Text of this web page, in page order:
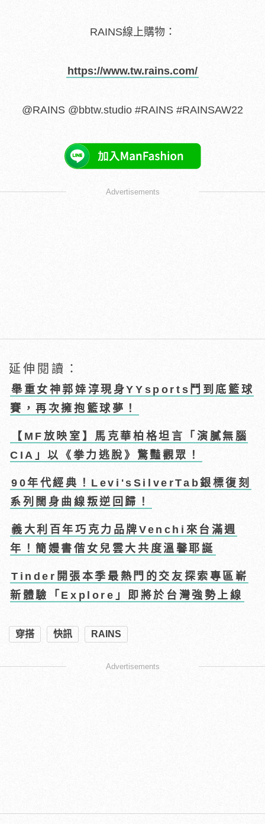
RAINS線上購物：
https://www.tw.rains.com/
@RAINS @bbtw.studio #RAINS #RAINSAW22
Advertisements
延伸閱讀：
舉重女神郭婞淳現身YYsports鬥到底籃球
賽，再次擁抱籃球夢！
【MF放映室】馬克華柏格坦言「演膩無腦
CIA」以《拳力逃脫》驚豔觀眾！
90年代經典！Levi'sSilverTab銀標復刻
系列闊身曲線叛逆回歸！
義大利百年巧克力品牌Venchi來台滿週
年！簡嫚書偕女兒雲大共度溫馨耶誕
Tinder開張本季最熱門的交友探索專區嶄
新體驗「Explore」即將於台灣強勢上線
穿搭 快訊 RAINS
Advertisements